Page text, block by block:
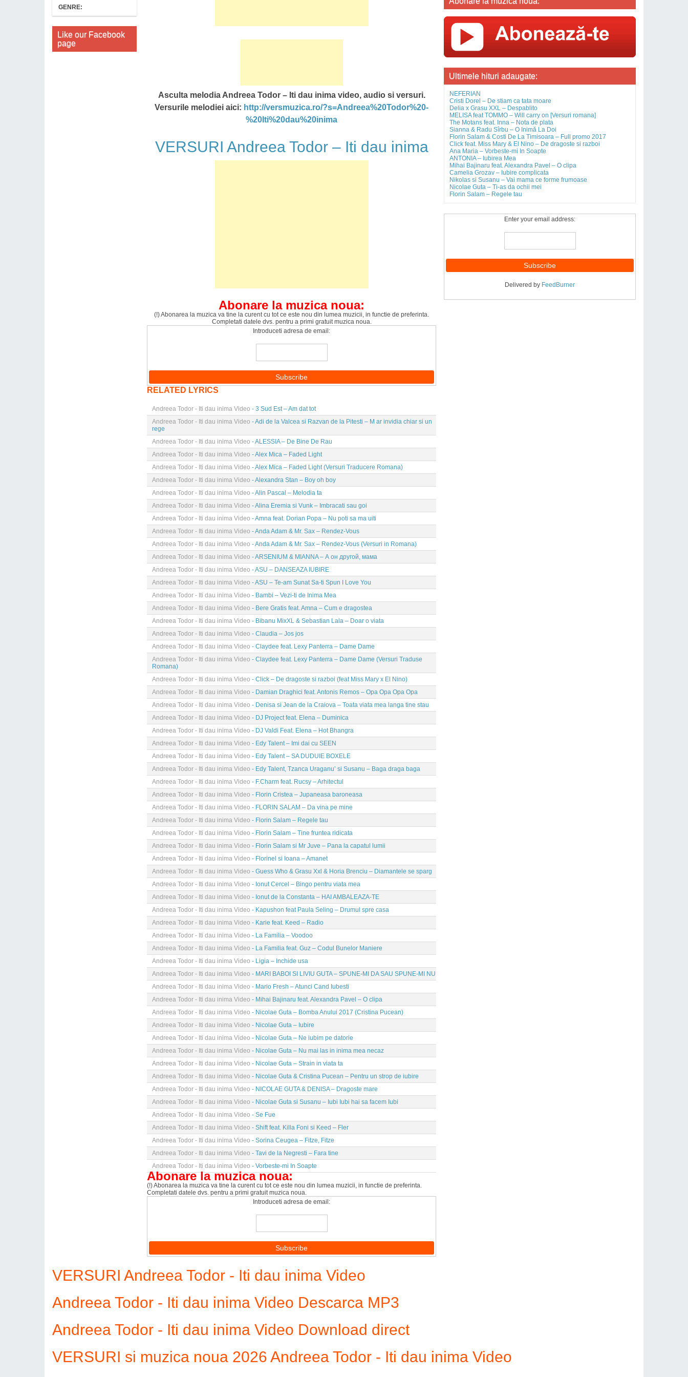
GENRE:
Like our Facebook
page
Asculta melodia Andreea Todor – Iti dau inima video, audio si versuri.
Versurile melodiei aici: http://versmuzica.ro/?s=Andreea%20Todor%20-
%20Iti%20dau%20inima
VERSURI Andreea Todor – Iti dau inima
Abonare la muzica noua:
(!) Abonarea la muzica va tine la curent cu tot ce este nou din lumea muzicii, in functie de preferinta.
Completati datele dvs. pentru a primi gratuit muzica noua.
Introduceti adresa de email:
RELATED LYRICS
Andreea Todor - Iti dau inima Video - 3 Sud Est – Am dat tot
Andreea Todor - Iti dau inima Video - Adi de la Valcea si Razvan de la Pitesti – M ar invidia chiar si un
rege
Andreea Todor - Iti dau inima Video - ALESSIA – De Bine De Rau
Andreea Todor - Iti dau inima Video - Alex Mica – Faded Light
Andreea Todor - Iti dau inima Video - Alex Mica – Faded Light (Versuri Traducere Romana)
Andreea Todor - Iti dau inima Video - Alexandra Stan – Boy oh boy
Andreea Todor - Iti dau inima Video - Alin Pascal – Melodia ta
Andreea Todor - Iti dau inima Video - Alina Eremia si Vunk – Imbracati sau goi
Andreea Todor - Iti dau inima Video - Amna feat. Dorian Popa – Nu poti sa ma uiti
Andreea Todor - Iti dau inima Video - Anda Adam & Mr. Sax – Rendez-Vous
Andreea Todor - Iti dau inima Video - Anda Adam & Mr. Sax – Rendez-Vous (Versuri in Romana)
Andreea Todor - Iti dau inima Video - ARSENIUM & MIANNA – А он другой, мама
Andreea Todor - Iti dau inima Video - ASU – DANSEAZA IUBIRE
Andreea Todor - Iti dau inima Video - ASU – Te-am Sunat Sa-ti Spun I Love You
Andreea Todor - Iti dau inima Video - Bambi – Vezi-ti de Inima Mea
Andreea Todor - Iti dau inima Video - Bere Gratis feat. Amna – Cum e dragostea
Andreea Todor - Iti dau inima Video - Bibanu MixXL & Sebastian Lala – Doar o viata
Andreea Todor - Iti dau inima Video - Claudia – Jos jos
Andreea Todor - Iti dau inima Video - Claydee feat. Lexy Panterra – Dame Dame
Andreea Todor - Iti dau inima Video - Claydee feat. Lexy Panterra – Dame Dame (Versuri Traduse
Romana)
Andreea Todor - Iti dau inima Video - Click – De dragoste si razboi (feat Miss Mary x El Nino)
Andreea Todor - Iti dau inima Video - Damian Draghici feat. Antonis Remos – Opa Opa Opa Opa
Andreea Todor - Iti dau inima Video - Denisa si Jean de la Craiova – Toata viata mea langa tine stau
Andreea Todor - Iti dau inima Video - DJ Project feat. Elena – Duminica
Andreea Todor - Iti dau inima Video - DJ Valdi Feat. Elena – Hot Bhangra
Andreea Todor - Iti dau inima Video - Edy Talent – Imi dai cu SEEN
Andreea Todor - Iti dau inima Video - Edy Talent – SA DUDUIE BOXELE
Andreea Todor - Iti dau inima Video - Edy Talent, Tzanca Uraganu’ si Susanu – Baga draga baga
Andreea Todor - Iti dau inima Video - F.Charm feat. Rucsy – Arhitectul
Andreea Todor - Iti dau inima Video - Florin Cristea – Jupaneasa baroneasa
Andreea Todor - Iti dau inima Video - FLORIN SALAM – Da vina pe mine
Andreea Todor - Iti dau inima Video - Florin Salam – Regele tau
Andreea Todor - Iti dau inima Video - Florin Salam – Tine fruntea ridicata
Andreea Todor - Iti dau inima Video - Florin Salam si Mr Juve – Pana la capatul lumii
Andreea Todor - Iti dau inima Video - Florinel si Ioana – Amanet
Andreea Todor - Iti dau inima Video - Guess Who & Grasu Xxl & Horia Brenciu – Diamantele se sparg
Andreea Todor - Iti dau inima Video - Ionut Cercel – Bingo pentru viata mea
Andreea Todor - Iti dau inima Video - Ionut de la Constanta – HAI AMBALEAZA-TE
Andreea Todor - Iti dau inima Video - Kapushon feat Paula Seling – Drumul spre casa
Andreea Todor - Iti dau inima Video - Karie feat. Keed – Radio
Andreea Todor - Iti dau inima Video - La Familia – Voodoo
Andreea Todor - Iti dau inima Video - La Familia feat. Guz – Codul Bunelor Maniere
Andreea Todor - Iti dau inima Video - Ligia – Inchide usa
Andreea Todor - Iti dau inima Video - MARI BABOI SI LIVIU GUTA – SPUNE-MI DA SAU SPUNE-MI NU
Andreea Todor - Iti dau inima Video - Mario Fresh – Atunci Cand Iubesti
Andreea Todor - Iti dau inima Video - Mihai Bajinaru feat. Alexandra Pavel – O clipa
Andreea Todor - Iti dau inima Video - Nicolae Guta – Bomba Anului 2017 (Cristina Pucean)
Andreea Todor - Iti dau inima Video - Nicolae Guta – Iubire
Andreea Todor - Iti dau inima Video - Nicolae Guta – Ne iubim pe datorie
Andreea Todor - Iti dau inima Video - Nicolae Guta – Nu mai las in inima mea necaz
Andreea Todor - Iti dau inima Video - Nicolae Guta – Strain in viata ta
Andreea Todor - Iti dau inima Video - Nicolae Guta & Cristina Pucean – Pentru un strop de iubire
Andreea Todor - Iti dau inima Video - NICOLAE GUTA & DENISA – Dragoste mare
Andreea Todor - Iti dau inima Video - Nicolae Guta si Susanu – Iubi Iubi hai sa facem Iubi
Andreea Todor - Iti dau inima Video - Se Fue
Andreea Todor - Iti dau inima Video - Shift feat. Killa Foni si Keed – Fler
Andreea Todor - Iti dau inima Video - Sorina Ceugea – Fitze, Fitze
Andreea Todor - Iti dau inima Video - Tavi de la Negresti – Fara tine
Andreea Todor - Iti dau inima Video - Vorbeste-mi In Soapte
Abonare la muzica noua:
(!) Abonarea la muzica va tine la curent cu tot ce este nou din lumea muzicii, in functie de preferinta.
Completati datele dvs. pentru a primi gratuit muzica noua.
Introduceti adresa de email:
Ultimele hituri adaugate:
NEFERIAN
Cristi Dorel – De stiam ca tata moare
Delia x Grasu XXL – Despablito
MELISA feat TOMMO – Will carry on [Versuri romana]
The Motans feat. Inna – Nota de plata
Sianna & Radu Sîrbu – O Inimă La Doi
Florin Salam & Costi De La Timisoara – Full promo 2017
Click feat. Miss Mary & El Nino – De dragoste si razboi
Ana Maria – Vorbeste-mi In Soapte
ANTONIA – Iubirea Mea
Mihai Bajinaru feat. Alexandra Pavel – O clipa
Camelia Grozav – Iubire complicata
Nikolas si Susanu – Vai mama ce forme frumoase
Nicolae Guta – Ti-as da ochii mei
Florin Salam – Regele tau
Enter your email address:
Delivered by FeedBurner
VERSURI Andreea Todor - Iti dau inima Video
Andreea Todor - Iti dau inima Video Descarca MP3
Andreea Todor - Iti dau inima Video Download direct
VERSURI si muzica noua 2026 Andreea Todor - Iti dau inima Video